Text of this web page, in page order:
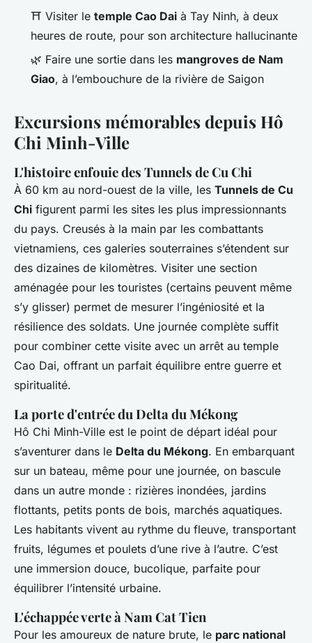
⛩️ Visiter le temple Cao Dai à Tay Ninh, à deux
heures de route, pour son architecture hallucinante
🌿 Faire une sortie dans les mangroves de Nam
Giao, à l’embouchure de la rivière de Saigon
Excursions mémorables depuis Hô
Chi Minh-Ville
L'histoire enfouie des Tunnels de Cu Chi
À 60 km au nord-ouest de la ville, les Tunnels de Cu
Chi figurent parmi les sites les plus impressionnants
du pays. Creusés à la main par les combattants
vietnamiens, ces galeries souterraines s’étendent sur
des dizaines de kilomètres. Visiter une section
aménagée pour les touristes (certains peuvent même
s’y glisser) permet de mesurer l’ingéniosité et la
résilience des soldats. Une journée complète suffit
pour combiner cette visite avec un arrêt au temple
Cao Dai, offrant un parfait équilibre entre guerre et
spiritualité.
La porte d'entrée du Delta du Mékong
Hô Chi Minh-Ville est le point de départ idéal pour
s’aventurer dans le Delta du Mékong. En embarquant
sur un bateau, même pour une journée, on bascule
dans un autre monde : rizières inondées, jardins
flottants, petits ponts de bois, marchés aquatiques.
Les habitants vivent au rythme du fleuve, transportant
fruits, légumes et poulets d’une rive à l’autre. C’est
une immersion douce, bucolique, parfaite pour
équilibrer l’intensité urbaine.
L'échappée verte à Nam Cat Tien
Pour les amoureux de nature brute, le parc national